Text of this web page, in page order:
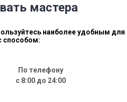
мастера
наиболее удобным для
способом:
По телефону
с 8:00 до 24:00